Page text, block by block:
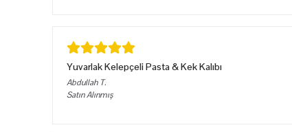
Yuvarlak Kelepçeli Pasta & Kek Kalıbı
Abdullah T.
Satın Alınmış